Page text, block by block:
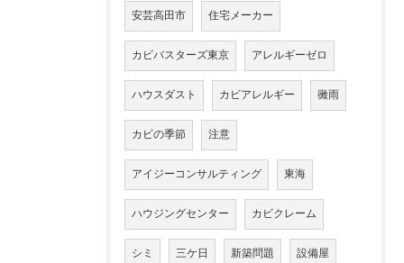
安芸高田市 住宅メーカー
カビバスターズ東京 アレルギーゼロ
ハウスダスト カビアレルギー 黴雨
カビの季節 注意
アイジーコンサルティング 東海
ハウジングセンター カビクレーム
シミ 三ケ日 新築問題 設備屋